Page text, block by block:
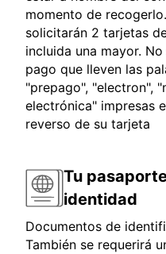
momento de
solicitarán 2 tarjetas
incluida una mayor.
pago que lleven las
"prepago", "electron",
electrónica" impresas
reverso de su tarjeta
Tu
identidad
Documentos de
También se requerirá